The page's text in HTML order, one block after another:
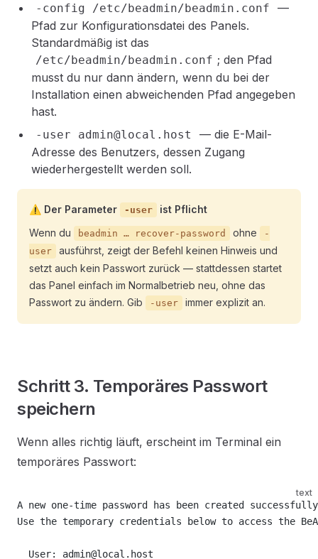
-config /etc/beadmin/beadmin.conf
—
Pfad zur Konfigurationsdatei des Panels.
Standardmäßig ist das
/etc/beadmin/beadmin.conf ; den Pfad
musst du nur dann ändern, wenn du bei der
Installation einen abweichenden Pfad angegeben
hast.
-user admin@local.host
— die E-Mail-
Adresse des Benutzers, dessen Zugang
wiederhergestellt werden soll.
⚠️ Der Parameter -user
ist Pflicht
Wenn du
beadmin … recover-password ohne
-
user
ausführst, zeigt der Befehl keinen Hinweis und
setzt auch kein Passwort zurück — stattdessen startet
das Panel einfach im Normalbetrieb neu, ohne das
Passwort zu ändern. Gib
-user immer explizit an.
Schritt 3. Temporäres Passwort
speichern
Wenn alles richtig läuft, erscheint im Terminal ein
temporäres Passwort:
text
A new one-time password has been created
Use the temporary credentials below to access the
  User: admin@local.host